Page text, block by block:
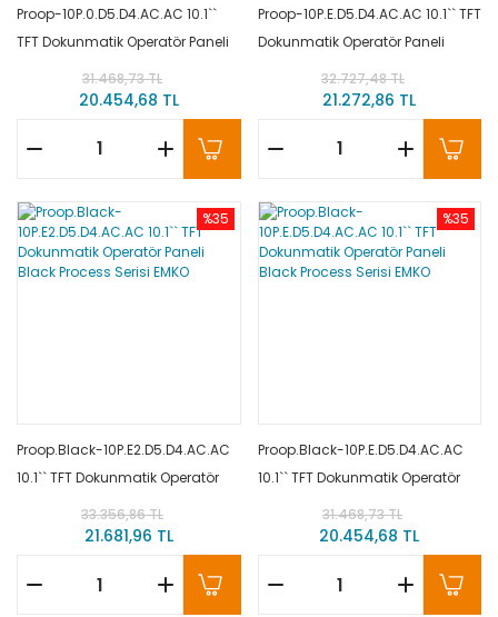
Proop-10P.0.D5.D4.AC.AC 10.1``
TFT Dokunmatik Operatör Paneli
Process Serisi EMKO
31.468,73 TL
20.454,68 TL
Proop-10P.E.D5.D4.AC.AC 10.1`` TFT
Dokunmatik Operatör Paneli
Process Serisi EMKO
32.727,48 TL
21.272,86 TL
%35
Proop.Black-10P.E2.D5.D4.AC.AC
10.1`` TFT Dokunmatik Operatör
Paneli Black Process Serisi EMKO
33.356,86 TL
21.681,96 TL
%35
Proop.Black-10P.E.D5.D4.AC.AC
10.1`` TFT Dokunmatik Operatör
Paneli Black Process Serisi EMKO
31.468,73 TL
20.454,68 TL